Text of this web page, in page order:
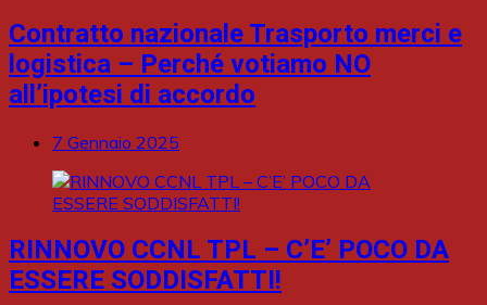
Contratto nazionale Trasporto merci e
logistica – Perché votiamo NO
all’ipotesi di accordo
7 Gennaio 2025
RINNOVO CCNL TPL – C’E’ POCO DA
ESSERE SODDISFATTI!